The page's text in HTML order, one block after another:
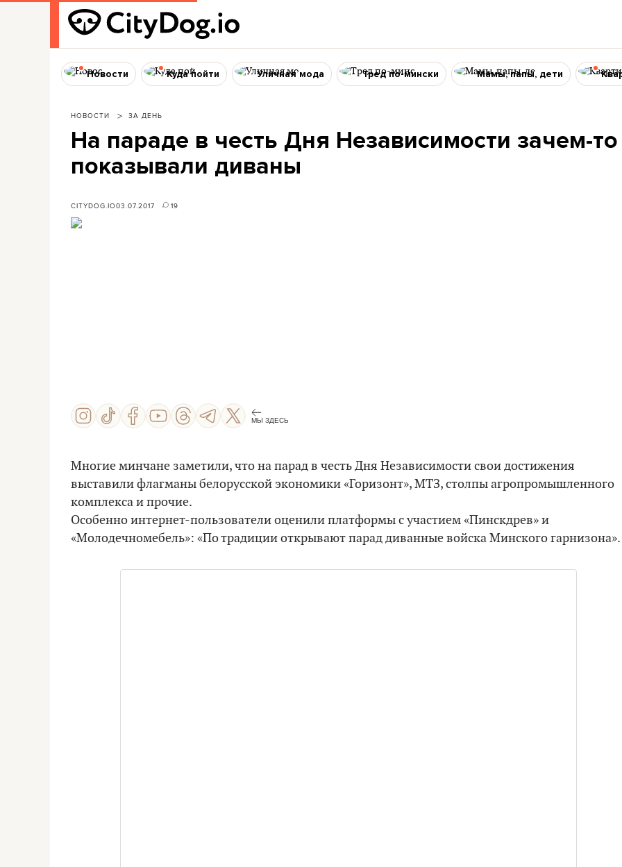
Новости Куда пойти Уличная мода Тред по-мински Мамы, папы, дети
НОВОСТИ ЗА ДЕНЬ
На параде в честь Дня Независимости зачем-то
показывали диваны
CITYDOG.IO03.07.2017 19
МЫ ЗДЕСЬ
Многие минчане заметили, что на парад в честь Дня Независимости свои достижения
выставили флагманы белорусской экономики «Горизонт», МТЗ, столпы агропромышленнoго
комплекса и прочие.
Особенно интернет-пользователи оценили платформы с участием «Пинскдрев» и
«Молодечномебель»: «По традиции открывают парад диванные войска Минского гарнизона».